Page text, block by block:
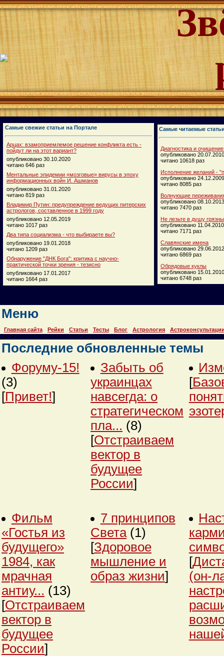
Самые свежие статьи на Портале
Арцах: взамоприемлемое решение конфликта есть -
пойдут ли на этот вариант?
опубликовано 30.10.2020
читано 646 раз
Ментальные эпидемии «мозговые» вирусы в эпоху
информационных войн И. Ашманов
опубликовано 31.01.2020
читано 819 раз
Владимир Путин: предупреждение ведущих питерских
астрологов, составленное в 1999 году
опубликовано 12.05.2019
читано 1017 раз
Два типа социализма - что выбираете вы?
опубликовано 19.01.2018
читано 1209 раз
Обнаружение "ДНК Бога": критика с научно-
практической точки зрения - тезисно
опубликовано 17.01.2017
читано 1664 раз
Самые читаемые
Диагностика и
опубликовано 20.07.2010
читано 10618 раз
Исполнение желаний -
опубликовано 24.12.2009
читано 8085 раз
Волнующие
опубликовано 08.10.2013
читано 7470 раз
Не лезьте в душу
опубликовано 11.04.2010
читано 7171 раз
Славянские имена
опубликовано 29.06.2012
читано 6869 раз
Обрядовые куклы
опубликовано 15.01.2010
читано 6748 раз
Меню
Главная сайта Рейки Статьи Тесты Блог Астрология
Последние обновленные темы
Форуму-15!
(3)
[Привет!]
Забыть об
украинцах
навсегда: о
стратегическом
пла... (8)
[Отстраиваем
вектор в
будущее
России]
[
Фильм
«Гостья из
будущего»
1984, как
мрачная
антиу... (13)
[Отстраиваем
вектор в
будущее
России]
7 принципов
Света (1)
[Здоровое
мышление и
образ жизни]
[
(он-